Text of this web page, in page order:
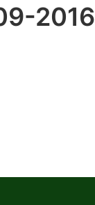
2016